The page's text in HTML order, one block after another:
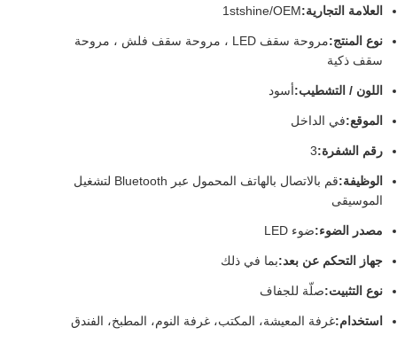
العلامة التجارية:1stshine/OEM
نوع المنتج:
مروحة سقف LED ، مروحة سقف فلش ، مروحة
سقف ذكية
اللون / التشطيب:أسود
الموقع:في الداخل
رقم الشفرة:3
الوظيفة:
قم بالاتصال بالهاتف المحمول عبر Bluetooth لتشغيل
الموسيقى
مصدر الضوء:ضوء LED
جهاز التحكم عن بعد:بما في ذلك
نوع التثبيت:صلّة للجفاف
استخدام:غرفة المعيشة، المكتب، غرفة النوم، المطبخ، الفندق